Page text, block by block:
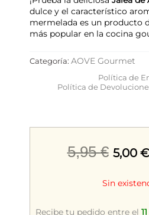
dulce y el característico
mermelada es un producto
más popular en la cocina
Categoría: AOVE Gourmet
Política de
Política de
5,95€ El
era:
5,00 €
Sin
Recibe tu pedido entre el